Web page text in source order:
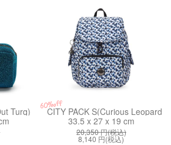
Turq)
60%off
CITY PACK S(Curious Leopard)
33.5 x 27 x 19 cm
20,350円(税込)
8,140 円(税込)